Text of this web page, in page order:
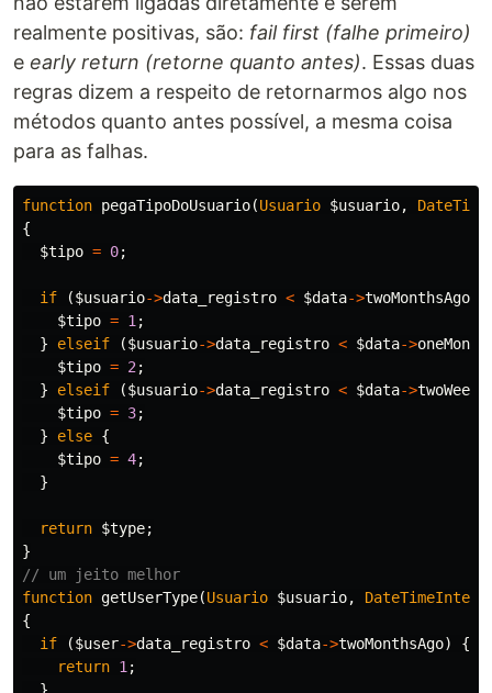
realmente positivas, são: fail first (falhe primeiro)
e early return (retorne quanto antes). Essas duas
regras dizem a respeito de retornarmos algo nos
métodos quanto antes possível, a mesma coisa
para as falhas.
function pegaTipoDoUsuario(Usuario $usuario,
{
$tipo = 0;
if ($usuario->data_registro < $data->twoMonthsAgo
$tipo = 1 ;
}
elseif ($usuario->data_registro < $data->
$tipo = 2 ;
}
elseif ($usuario->data_registro < $data->
$tipo = 3;
}
else {
$tipo = 4;
}
return $type;
}
// um jeito melhor
function getUserType(Usuario $usuario,
{
if
($user->data_registro < $data->twoMonthsAgo)
{
return 1 ;
}